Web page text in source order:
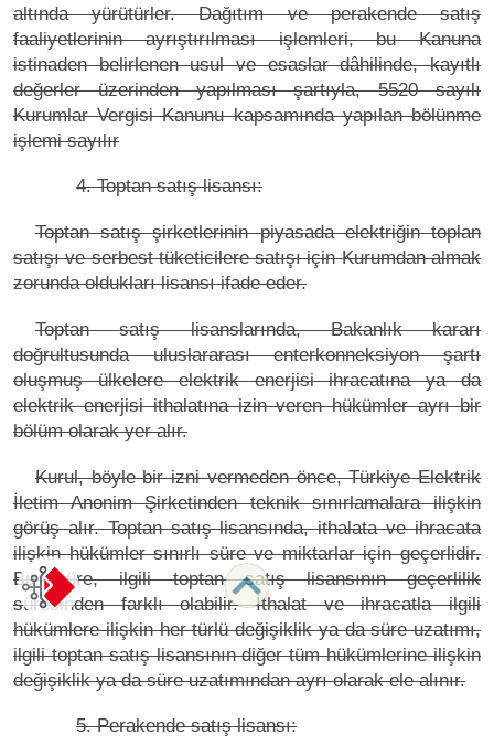
altında yürütürler. Dağıtım ve perakende satış
faaliyetlerinin ayrıştırılması işlemleri, bu Kanuna
istinaden belirlenen usul ve esaslar dâhilinde, kayıtlı
değerler üzerinden yapılması şartıyla, 5520 sayılı
Kurumlar Vergisi Kanunu kapsamında yapılan bölünme
işlemi sayılır
4. Toptan satış lisansı:
Toptan satış şirketlerinin piyasada elektriğin toplan
satışı ve serbest tüketicilere satışı için Kurumdan almak
zorunda oldukları lisansı ifade eder.
Toptan satış lisanslarında, Bakanlık kararı
doğrultusunda uluslararası enterkonneksiyon şartı
oluşmuş ülkelere elektrik enerjisi ihracatına ya da
elektrik enerjisi ithalatına izin veren hükümler ayrı bir
bölüm olarak yer alır.
Kurul, böyle bir izni vermeden önce, Türkiye Elektrik
İletim Anonim Şirketinden teknik sınırlamalara ilişkin
görüş alır. Toptan satış lisansında, ithalata ve ihracata
ilişkin hükümler sınırlı süre ve miktarlar için geçerlidir.
Bu süre, ilgili toptan satış lisansının geçerlilik
süresinden farklı olabilir. İthalat ve ihracatla ilgili
hükümlere ilişkin her türlü değişiklik ya da süre uzatımı,
ilgili toptan satış lisansının diğer tüm hükümlerine ilişkin
değişiklik ya da süre uzatımından ayrı olarak ele alınır.
5. Perakende satış lisansı: